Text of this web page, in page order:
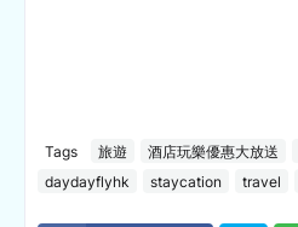
Tags 旅遊 酒店玩樂優惠大放送
daydayflyhk
staycation travel